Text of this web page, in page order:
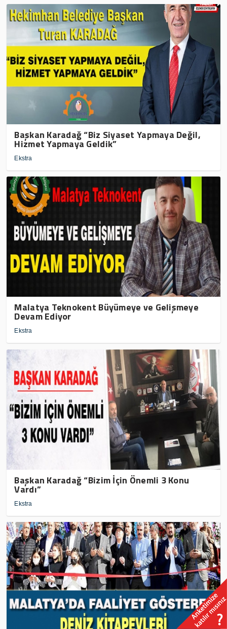
Başkan Karadağ “Biz Siyaset Yapmaya Değil,
Hizmet Yapmaya Geldik”
Ekstra
Malatya Teknokent Büyümeye ve Gelişmeye
Devam Ediyor
Ekstra
Başkan Karadağ “Bizim İçin Önemli 3 Konu
Vardı”
Ekstra